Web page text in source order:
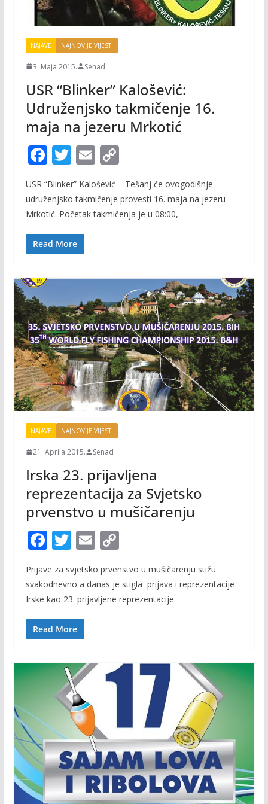
NAJAVE NAJNOVIJE VIJESTI
3. Maja 2015. Senad
USR “Blinker” Kalošević:
Udruženjsko takmičenje 16.
maja na jezeru Mrkotić
F
ac
e
b
o
o
T
w
itt
er
E
m
ai
l
C
p
y
USR “Blinker” Kalošević – Tešanj će ovogodišnje
udruženjsko takmičenje provesti 16. maja na jezeru
Mrkotić. Početak takmičenja je u 08:00,
Read More
NAJAVE NAJNOVIJE VIJESTI
21. Aprila 2015. Senad
Irska 23. prijavljena
reprezentacija za Svjetsko
prvenstvo u mušičarenju
F
e
b
o
o
T
itt
er
E
ai
l
C
p
y
Prijave za svjetsko prvenstvo u mušičarenju stižu
svakodnevno a danas je stigla prijava i reprezentacije
Irske kao 23. prijavljene reprezentacije.
Read More